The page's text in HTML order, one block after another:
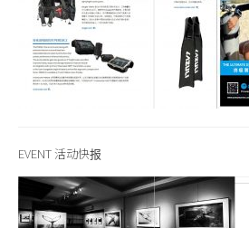
EVENT 活动快报